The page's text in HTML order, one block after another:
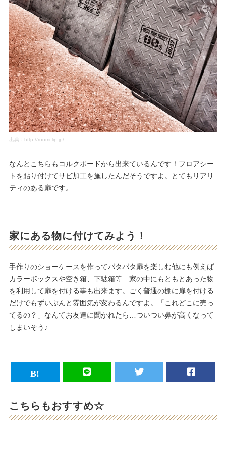
出典： http://roomclip.jp/
なんとこちらもコルクボードから出来ているんです！フロアシー
トを貼り付けてサビ加工を施したんだそうですよ。とてもリアリ
ティのある扉です。
家にある物に付けてみよう！
手作りのショーケースを作ってパタパタ扉を楽しむ他にも例えば
カラーボックスや空き箱、下駄箱等…家の中にもともとあった物
を利用して扉を付ける事も出来ます。ごく普通の棚に扉を付ける
だけでもずいぶんと雰囲気が変わるんですよ。「これどこに売っ
てるの？」なんてお友達に聞かれたら…ついつい鼻が高くなって
しまいそう♪
こちらもおすすめ☆